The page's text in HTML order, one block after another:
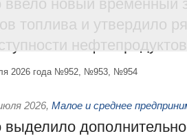
ввело новый временный
топлива и утвердило
нефтепродуктов
2026 года №952, №953, №954
2026, Малое и среднее
выделило